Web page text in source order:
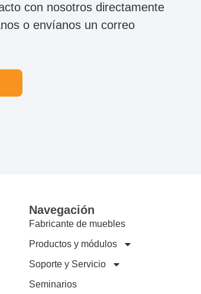
con nosotros directamente
o envíanos un correo
Navegación
Fabricante de muebles
Productos y módulos
Soporte y Servicio
Seminarios